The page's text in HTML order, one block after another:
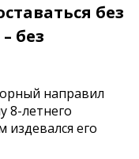
без
без
направил
8-летнего
его